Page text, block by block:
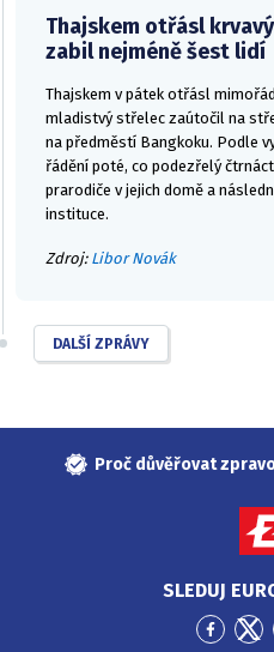
Thajskem otřásl
zabil nejméně šest lidí
Thajskem v pátek otřásl
mladistvý střelec zaútočil na
na předměstí Bangkoku. Podle
řádění poté, co podezřelý
prarodiče v jejich domě a
instituce.
Zdroj: Libor Novák
DALŠÍ ZPRÁVY
Proč důvěřovat
SLEDUJ
Přejít